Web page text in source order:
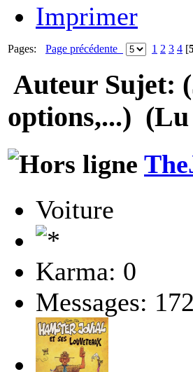
Imprimer
Pages: Page précédente 1 2 3 4 [
Auteur Sujet:
options,...) (Lu
Voiture
Karma: 0
Messages: